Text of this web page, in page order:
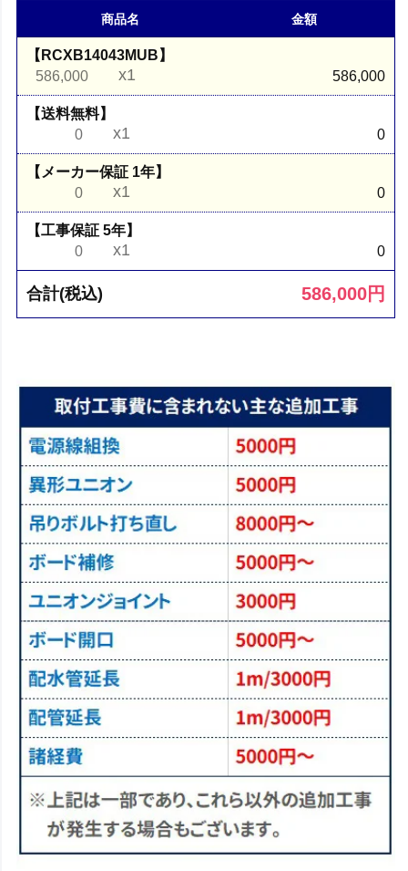
商品名 金額
【RCXB14043MUB】
586,000
x1 586,000
【送料無料】
0
x1 0
【メーカー保証 1年】
0
x1 0
【工事保証 5年】
0
x1 0
合計(税込) 586,000円